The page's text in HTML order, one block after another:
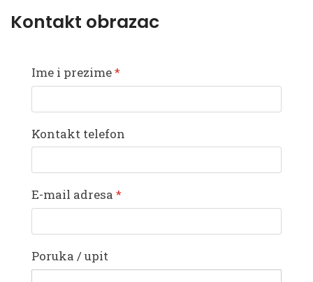
Kontakt obrazac
Ime i prezime*
Kontakt telefon
E-mail adresa *
Poruka / upit